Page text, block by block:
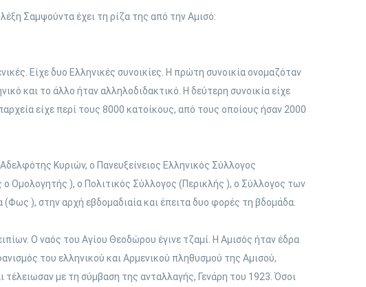
Σαμψούντα έχει τη ρίζα της από την Αμισό:
Είχε δυο Ελληνικές συνοικίες. Η πρώτη συνοικία ονομαζόταν
και το άλλο ήταν αλληλοδιδακτικό. Η δεύτερη συνοικία είχε
είχε περί τους 8000 κατοίκους, από τους οποίους ήσαν 2000
Κυριών, ο Πανευξείνειος Ελληνικός Σύλλογος
Ομολογητής ), ο Πολιτικός Σύλλογος (Περικλής ), ο Σύλλογος των
), στην αρχή εβδομαδιαία και έπειτα δυο φορές τη βδομάδα.
Ο ναός του Αγίου Θεοδώρου έγινε τζαμί. Η Αμισός ήταν έδρα
του ελληνικού και Αρμενικού πληθυσμού της Αμισού,
με τη σύμβαση της ανταλλαγής, Γενάρη του 1923. Όσοι